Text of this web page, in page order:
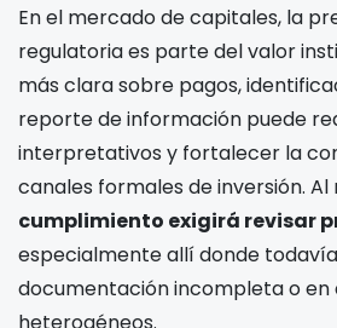
En el mercado de capitales, la
regulatoria es parte del valor
más clara sobre pagos,
reporte de información puede
interpretativos y fortalecer la
canales formales de inversión.
cumplimiento exigirá revisar
especialmente allí donde
documentación incompleta o
heterogéneos.